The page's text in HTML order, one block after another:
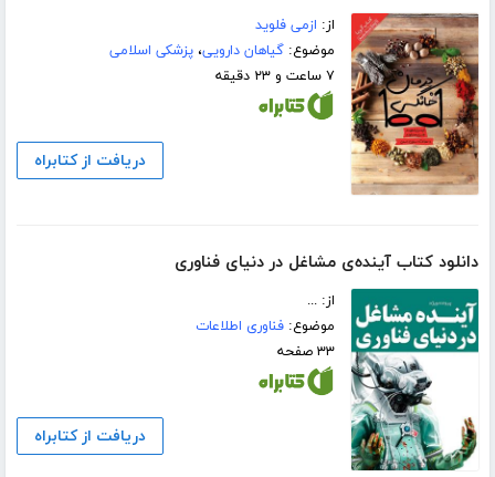
از: ازمی فلوید
موضوع:گیاهان دارویی،پزشکی اسلامی
۷ ساعت و ۲۳ دقیقه
دریافت از کتابراه
دانلود کتاب آینده‌ی مشاغل در دنیای فناوری
از: ...
موضوع:فناوری اطلاعات
۳۳ صفحه
دریافت از کتابراه